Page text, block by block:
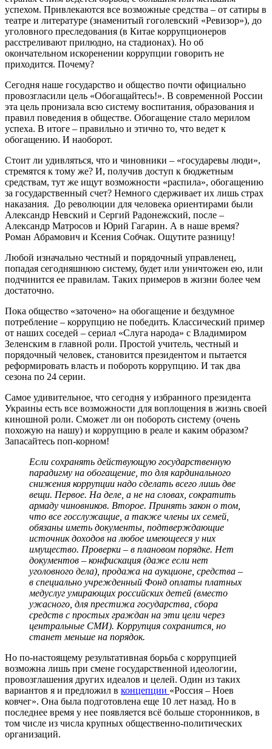
успехом. Привлекаются все возможные средства – от сатиры в
театре и литературе (знаменитый гоголевский «Ревизор»), до
уголовного преследования (в Китае коррупционеров
расстреливают прилюдно, на стадионах). Но об
окончательном искоренении коррупции говорить не
приходится. Почему?
Сегодня наше государство и общество почти официально
провозгласили цель «Обогащайтесь!». В современной России
эта цель пронизала всю систему воспитания, образования и
правил поведения в обществе. Обогащение стало мерилом
успеха. В итоге – правильно и этично то, что ведет к
обогащению. И наоборот.
Стоит ли удивляться, что и чиновники – «государевы люди»,
стремятся к тому же? И, получив доступ к бюджетным
средствам, тут же ищут возможности «распила», обогащению
за государственный счет? Немного сдерживает их лишь страх
наказания. До революции для человека ориентирами были
Александр Невский и Сергий Радонежский, после –
Александр Матросов и Юрий Гагарин. А в наше время?
Роман Абрамович и Ксения Собчак. Ощутите разницу!
Любой изначально честный и порядочный управленец,
попадая сегодняшнюю систему, будет или уничтожен ею, или
подчинится ее правилам. Таких примеров в жизни более чем
достаточно.
Пока общество «заточено» на обогащение и бездумное
потребление – коррупцию не победить. Классический пример
от наших соседей – сериал «Слуга народа» с Владимиром
Зеленским в главной роли. Простой учитель, честный и
порядочный человек, становится президентом и пытается
реформировать власть и побороть коррупцию. И так два
сезона по 24 серии.
Самое удивительное, что сегодня у избранного президента
Украины есть все возможности для воплощения в жизнь своей
киношной роли. Сможет ли он побороть систему (очень
похожую на нашу) и коррупцию в реале и каким образом?
Запасайтесь поп-корном!
Если сохранять действующую государственную
парадигму на обогащение, то для кардинального
снижения коррупции надо сделать всего лишь две
вещи. Первое. На деле, а не на словах, сократить
армаду чиновников. Второе. Принять закон о том,
что все госслужащие, а также члены их семей,
обязаны иметь документы, подтверждающие
источник доходов на любое имеющееся у них
имущество. Проверки – в плановом порядке. Нет
документов – конфискация (даже если нет
уголовного дела), продажа на аукционе, средства –
в специально учрежденный Фонд оплаты платных
медуслуг умирающих российских детей (вместо
ужасного, для престижа государства, сбора
средств с простых граждан на эти цели через
центральные СМИ). Коррупция сохранится, но
станет меньше на порядок.
Но по-настоящему результативная борьба с коррупцией
возможна лишь при смене государственной идеологии,
провозглашения других идеалов и целей. Один из таких
вариантов я и предложил в концепции «Россия – Ноев
ковчег». Она была подготовлена еще 10 лет назад. Но в
последнее время у нее появляется всё больше сторонников, в
том числе из числа крупных общественно-политических
организаций.